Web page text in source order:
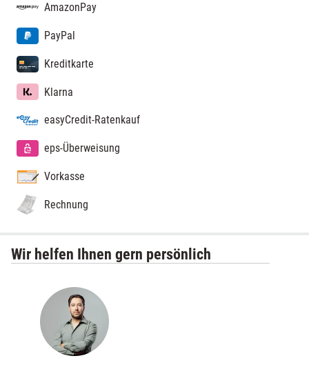
AmazonPay
PayPal
Kreditkarte
Klarna
easyCredit-Ratenkauf
eps-Überweisung
Vorkasse
Rechnung
Wir helfen Ihnen gern persönlich